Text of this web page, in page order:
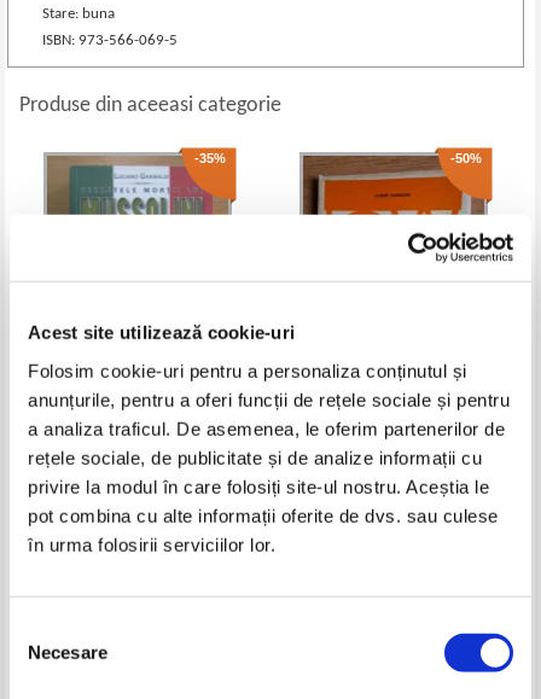
Acest site utilizează cookie-uri
Folosim cookie-uri pentru a personaliza conținutul și
anunțurile, pentru a oferi funcții de rețele sociale și pentru
a analiza traficul. De asemenea, le oferim partenerilor de
rețele sociale, de publicitate și de analize informații cu
privire la modul în care folosiți site-ul nostru. Aceștia le
pot combina cu alte informații oferite de dvs. sau culese
în urma folosirii serviciilor lor.
consimțământului
Necesare
Stare: buna
ISBN: 973-566-069-5
Produse din aceeasi categorie
-35%
mortii lui Mussolini
Pret:14,00Lei 9,10 Lei
Adaugă în coș
-50%
Scoala fara societate
Pret:19,00Lei 9,50 Lei
Adaugă în coș